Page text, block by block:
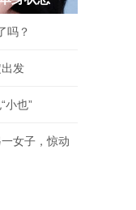
吗？
发
小也”
女子，惊动